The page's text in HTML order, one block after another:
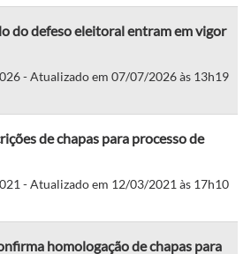
do defeso eleitoral entram em vigor
- Atualizado em 07/07/2026 às 13h19
de chapas para processo de
- Atualizado em 12/03/2021 às 17h10
homologação de chapas para